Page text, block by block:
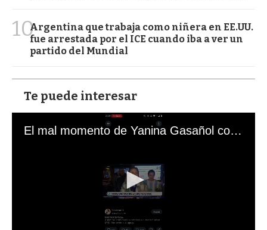
10Argentina que trabaja como niñera en EE.UU.
fue arrestada por el ICE cuando iba a ver un
partido del Mundial
Te puede interesar
El mal momento de Yanina Gasañol con un hincha argentino en "Subrayado"